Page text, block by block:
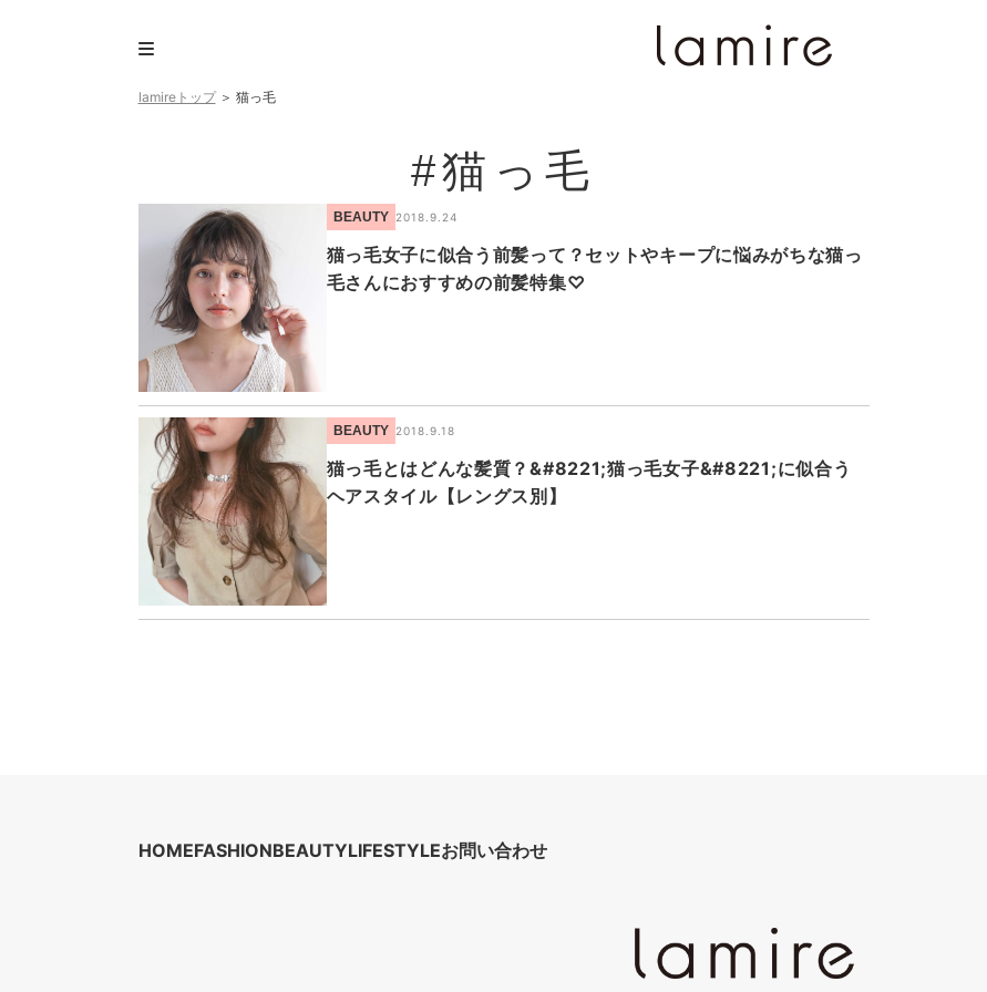
lamireトップ＞ 猫っ毛
#猫っ毛
BEAUTY 2018.9.24
猫っ毛女子に似合う前髪って？セットやキープに悩みがちな猫っ
毛さんにおすすめの前髪特集♡
BEAUTY 2018.9.18
猫っ毛とはどんな髪質？&#8221;猫っ毛女子&#8221;に似合う
ヘアスタイル【レングス別】
HOMEFASHIONBEAUTYLIFESTYLEお問い合わせ